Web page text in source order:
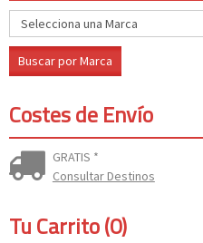
Costes de Envío
GRATIS *
Consultar Destinos
Tu Carrito (0)